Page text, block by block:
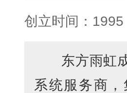
创立时间：1995
东方雨虹
系统服务商